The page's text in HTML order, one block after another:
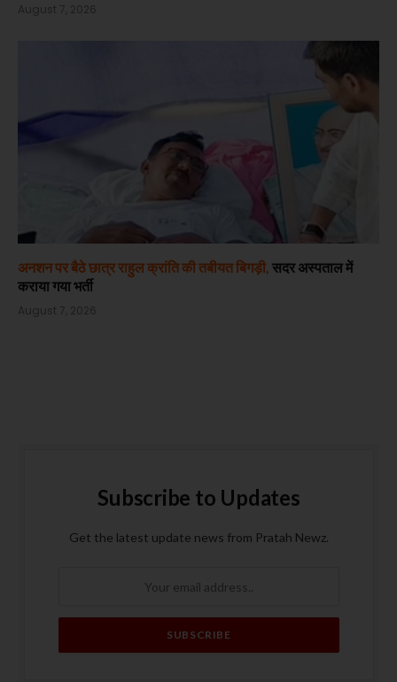
August 7, 2026
अनशन पर बैठे छात्र राहुल क्रांति की तबीयत बिगड़ी, सदर अस्पताल में
कराया गया भर्ती
August 7, 2026
Subscribe to Updates
Get the latest update news from Pratah Newz.